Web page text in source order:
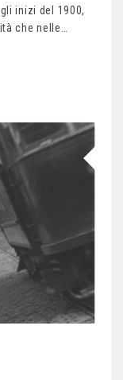
inizi del 1900,
che nelle…